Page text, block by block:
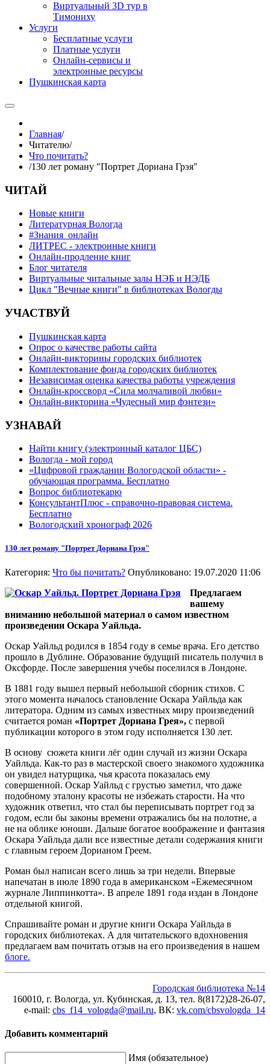
Виртуальный 3D тур в
Тимониху
Услуги
Бесплатные услуги
Платные услуги
Онлайн-сервисы и
электронные ресурсы
Пушкинская карта
Главная/
Читателю/
Что почитать?
/130 лет роману "Портрет Дориана Грэя"
ЧИТАЙ
Новые книги
Литературная Вологда
#Знания_онлайн
ЛИТРЕС - электронные книги
Онлайн-продление книг
Блог читателя
Виртуальные читальные залы НЭБ и НЭДБ
Цикл "Вечные книги" в библиотеках Вологды
УЧАСТВУЙ
Пушкинская карта
Опрос о качестве работы сайта
Онлайн-викторины городских библиотек
Комплектование фонда городских библиотек
Независимая оценка качества работы учреждения
Онлайн-кроссворд «Сила молчаливой любви»
Онлайн-викторина «Чудесный мир фэнтези»
УЗНАВАЙ
Найти книгу (электронный каталог ЦБС)
Вологда - мой город
«Цифровой гражданин Вологодской области» -
обучающая программа. Бесплатно
Вопрос библиотекарю
КонсультантПлюс - справочно-правовая система.
Бесплатно
Вологодский хронограф 2026
130 лет роману "Портрет Дориана Грэя"
Категория: Что бы почитать? Опубликовано: 19.07.2020 11:06
Предлагаем
вашему
вниманию небольшой материал о самом известном
произведении Оскара Уайльда.
Оскар Уайльд родился в 1854 году в семье врача. Его детство
прошло в Дублине. Образование будущий писатель получил в
Оксфорде. После завершения учебы поселился в Лондоне.
В 1881 году вышел первый небольшой сборник стихов. С
этого момента началось становление Оскара Уайльда как
литератора. Одним из самых известных миру произведений
считается роман «Портрет Дориана Грея», с первой
публикации которого в этом году исполняется 130 лет.
В основу сюжета книги лёг один случай из жизни Оскара
Уайльда. Как-то раз в мастерской своего знакомого художника
он увидел натурщика, чья красота показалась ему
совершенной. Оскар Уайльд с грустью заметил, что даже
подобному эталону красоты не избежать старости. На что
художник ответил, что стал бы переписывать портрет год за
годом, если бы законы времени отражались бы на полотне, а
не на облике юноши. Дальше богатое воображение и фантазия
Оскара Уайльда дали все известные детали содержания книги
с главным героем Дорианом Греем.
Роман был написан всего лишь за три недели. Впервые
напечатан в июле 1890 года в американском «Ежемесячном
журнале Липпинкотта». В апреле 1891 года издан в Лондоне
отдельной книгой.
Спрашивайте роман и другие книги Оскара Уайльда в
городских библиотеках. А для читательского вдохновения
предлагаем вам почитать отзыв на его произведения в нашем
блоге.
Городская библиотека №14
160010, г. Вологда, ул. Кубинская, д. 13, тел. 8(8172)28-26-07,
e-mail: cbs_f14_vologda@mail.ru, ВК: vk.com/cbsvologda_14
Добавить комментарий
Имя (обязательное)